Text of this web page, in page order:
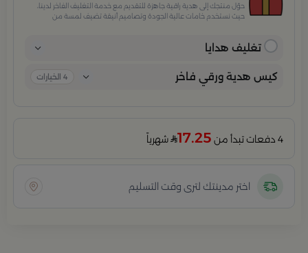
حوّل منتجك إلى هدية راقية جاهزة للتقديم مع خدمة التغليف الفاخر لدينا،
حيث نستخدم خامات عالية الجودة وتصاميم أنيقة تضيف لمسة من
تغليف هدايا
كيس هدية ورقي فاخر 4 الخيارات
4 دفعات تبدأ من 17.25 شهرياً
اختر مدينتك لترى وقت التسليم